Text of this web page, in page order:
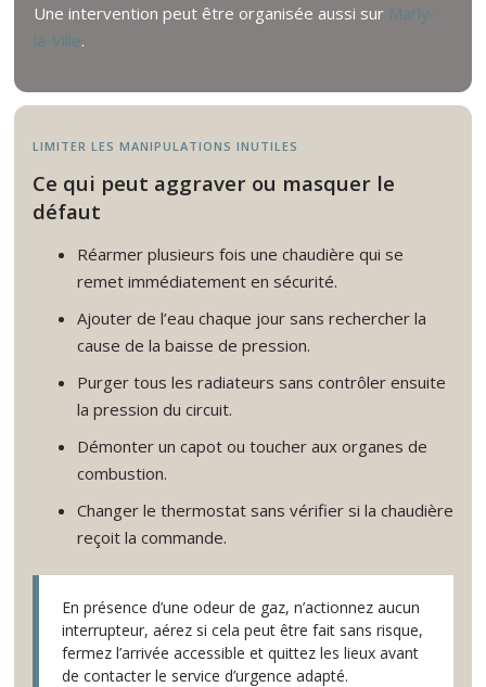
Une intervention peut être organisée aussi sur Marly-
la-Ville.
LIMITER LES MANIPULATIONS INUTILES
Ce qui peut aggraver ou masquer le
défaut
Réarmer plusieurs fois une chaudière qui se
remet immédiatement en sécurité.
Ajouter de l’eau chaque jour sans rechercher la
cause de la baisse de pression.
Purger tous les radiateurs sans contrôler ensuite
la pression du circuit.
Démonter un capot ou toucher aux organes de
combustion.
Changer le thermostat sans vérifier si la chaudière
reçoit la commande.
En présence d’une odeur de gaz, n’actionnez aucun
interrupteur, aérez si cela peut être fait sans risque,
fermez l’arrivée accessible et quittez les lieux avant
de contacter le service d’urgence adapté.